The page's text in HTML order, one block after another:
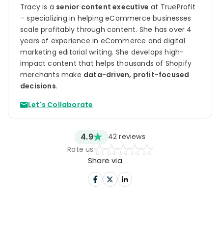
Tracy is a senior content executive at TrueProfit
– specializing in helping eCommerce businesses
scale profitably through content. She has over 4
years of experience in eCommerce and digital
marketing editorial writing. She develops high-
impact content that helps thousands of Shopify
merchants make data-driven, profit-focused
decisions.
Let's Collaborate
4.9 42 reviews
Rate us
Share via